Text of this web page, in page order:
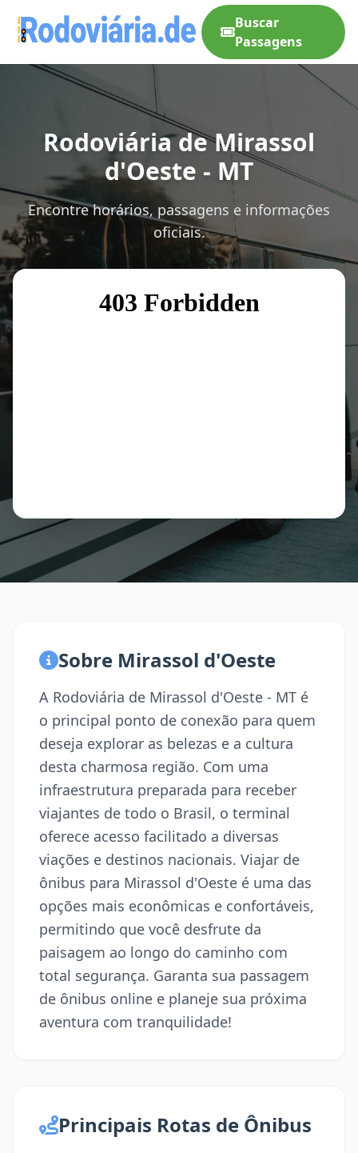
Buscar
Passagens
Rodoviária de Mirassol
d'Oeste - MT
Encontre horários, passagens e informações
oficiais.
Sobre Mirassol d'Oeste
A Rodoviária de Mirassol d'Oeste - MT é
o principal ponto de conexão para quem
deseja explorar as belezas e a cultura
desta charmosa região. Com uma
infraestrutura preparada para receber
viajantes de todo o Brasil, o terminal
oferece acesso facilitado a diversas
viações e destinos nacionais. Viajar de
ônibus para Mirassol d'Oeste é uma das
opções mais econômicas e confortáveis,
permitindo que você desfrute da
paisagem ao longo do caminho com
total segurança. Garanta sua passagem
de ônibus online e planeje sua próxima
aventura com tranquilidade!
Principais Rotas de Ônibus